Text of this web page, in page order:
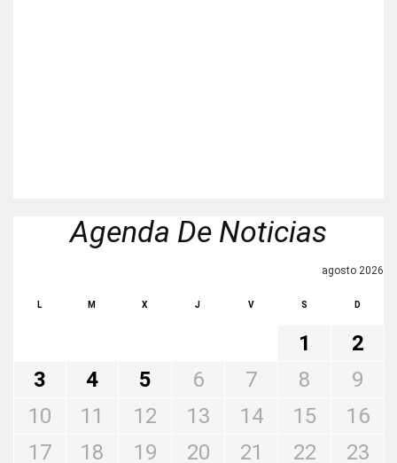
Agenda De Noticias
agosto 2026
L M X J V S D
1
2
3
4 5 6 7 8
9
10
11 12 13 14 15
16
17
18 19 20 21 22
23